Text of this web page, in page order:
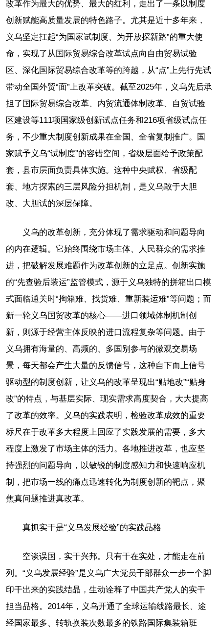
改革作为最大的优势、最大的红利，走出了一条以制度
创新赋能高质量发展的特色路子。尤其是近十多年来，
义乌坚定扛起“为国家试制度、为开放探新路”的重大使
命，实现了从国际贸易综合改革试点向自由贸易试验
区、深化国际贸易综合改革等的跨越，从“点”上先行先试
带动全国外贸“面”上改革突破。截至2025年，义乌先后承
担了国际贸易综合改革、内贸流通体制改革、自贸试验
区建设等111项国家级创新试点任务和216项省级试点任
务，不少重大制度创新成果在全国、全省复制推广。国
家赋予义乌“试制度”的容错空间，省级层面给予政策配
套，县市层面负责具体实施。这种中央赋权、省级配
套、地方探索的三层风险分担机制，是义乌敢于大胆
改、大胆试的深层保障。
义乌的改革创新，充分体现了需求驱动和问题导向
的内在逻辑。它始终围绕市场主体、人民群众的需求推
进，把破解发展难题作为改革创新的立足点。创新实施
的“先查验后装运”监管模式，源于义乌独特的拼箱出口模
式面临通关时“掏箱难、找货难、重新装运难”等问题；而
新一轮义乌国贸改革的核心——进口领域体制机制创
新，则源于经营主体反映的进口流程复杂等问题。由于
义乌拥有海量的、高频的、多国别参与的微观交易场
景，每天都会产生大量的反馈信号，这种自下而上信号
驱动型的制度创新，让义乌的改革呈现出“贴地改”“贴身
改”的特点，与基层实际、现实需求高度契合，大大提高
了改革的效率。义乌的实践表明，检验改革成效的重要
标尺在于改革多大程度上回应了实践发展的需要，多大
程度上激发了市场主体的活力。各地推进改革，也应坚
持强烈的问题导向，以敏锐的制度感知力和快速响应机
制，把市场一线的痛点迅速转化为制度创新的靶点，聚
焦真问题推进真改革。
真抓实干是“义乌发展经验”的实践品格
空谈误国，实干兴邦。只有干在实处，才能走在前
列。“义乌发展经验”是义乌广大党员干部群众一步一个脚
印干出来的实践结晶，生动诠释了中国共产党人的实干
担当品格。2014年，义乌开通了全球运输线路最长、途
经国家最多、转轨换装次数最多的铁路国际集装箱班